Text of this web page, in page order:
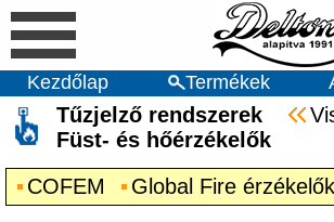
Kezdőlap Termékek
Tűzjelző rendszerek
Füst- és hőérzékelők
COFEM
Global Fire érzékelők